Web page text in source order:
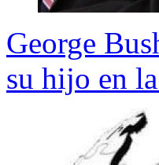
George
su hijo en